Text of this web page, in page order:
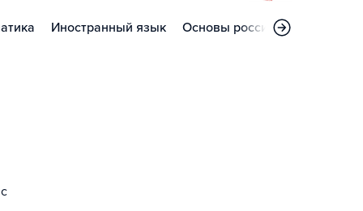
Иностранный язык Основы российской